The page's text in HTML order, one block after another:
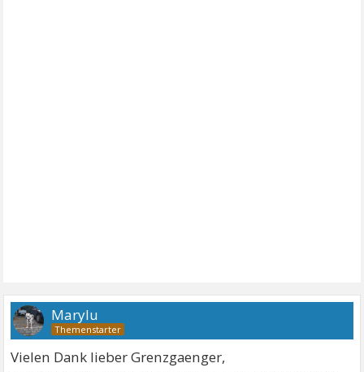
Marylu
Vielen Dank lieber Grenzgaenger,